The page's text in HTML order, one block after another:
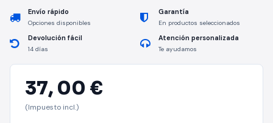
Envío rápido
Opciones disponibles
Garantía
En productos seleccionados
Devolución fácil
14 días
Atención personalizada
Te ayudamos
37, 00 €
(Impuesto incl.)